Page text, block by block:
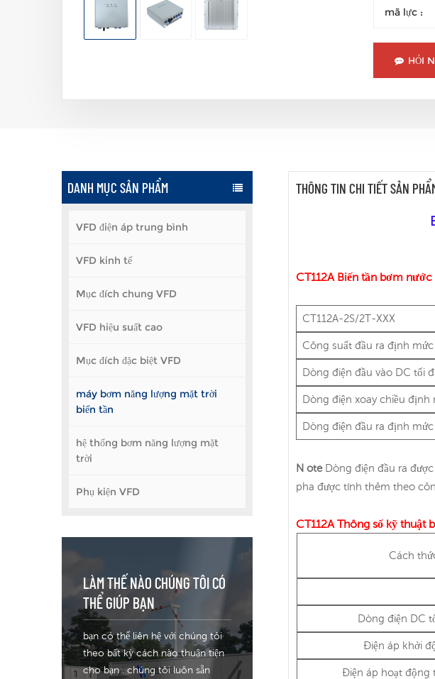
mã lực :
HỎI
DANH MỤC SẢN PHẨM
VFD điện áp trung bình
VFD kinh tế
Mục đích chung VFD
VFD hiệu suất cao
Mục đích đặc biệt VFD
máy bơm năng lượng mặt trời
biến tần
hệ thống bơm năng lượng mặt
trời
Phụ kiện VFD
LÀM THẾ NÀO CHÚNG TÔI CÓ
THỂ GIÚP BẠN
bạn có thể liên hệ với chúng tôi
theo bất kỳ cách nào thuận tiện
cho bạn . chúng tôi luôn sẵn
THÔNG TIN CHI TIẾT SẢN
CT112A Biến tần bơm
CT112A-2S/2T-XXX
Công suất đầu ra định mức
Dòng điện đầu vào DC tối
Dòng điện xoay chiều định
Dòng điện đầu ra định mức
Note Dòng điện đầu ra
pha được tính thêm theo
CT112AThông số kỹ thuật
Cách
Dòng điện DC
Điện áp khởi
Điện áp hoạt động